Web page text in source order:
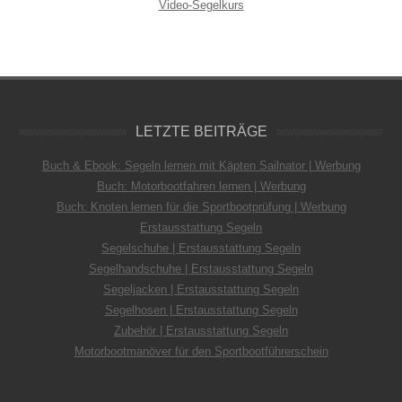
Video-Segelkurs
LETZTE BEITRÄGE
Buch & Ebook: Segeln lernen mit Käpten Sailnator | Werbung
Buch: Motorbootfahren lernen | Werbung
Buch: Knoten lernen für die Sportbootprüfung | Werbung
Erstausstattung Segeln
Segelschuhe | Erstausstattung Segeln
Segelhandschuhe | Erstausstattung Segeln
Segeljacken | Erstausstattung Segeln
Segelhosen | Erstausstattung Segeln
Zubehör | Erstausstattung Segeln
Motorbootmanöver für den Sportbootführerschein